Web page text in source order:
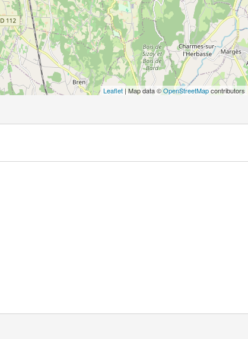
Leaflet | Map data ©OpenStreetMapcontributors